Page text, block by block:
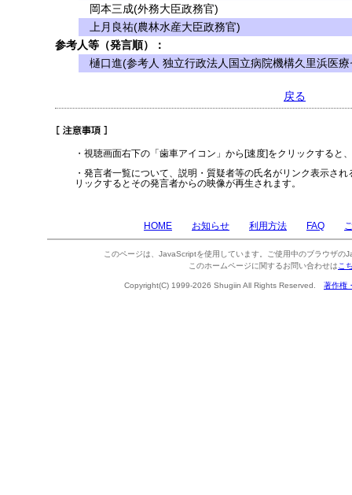
岡本三成(外務大臣政務官)
上月良祐(農林水産大臣政務官)
参考人等（発言順）：
樋口進(参考人 独立行政法人国立病院機構久里浜医
戻る
・視聴画面右下の「歯車アイコン」から[速度]をクリックすると
・発言者一覧について、説明・質疑者等の氏名がリンク表示さ
リックするとその発言者からの映像が再生されます。
HOME お知らせ 利用方法 FAQ
このページは、JavaScriptを使用しています。ご使用中のブラウザの
このホームページに関するお問い合わせは こ
Copyright(C) 1999-2026 Shugiin All Rights Reserved. 著作権